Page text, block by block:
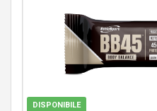
DISPONIBILE